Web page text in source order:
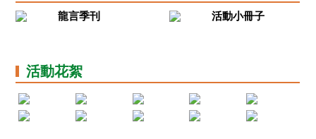
龍言季刊 活動小冊子
活動花絮